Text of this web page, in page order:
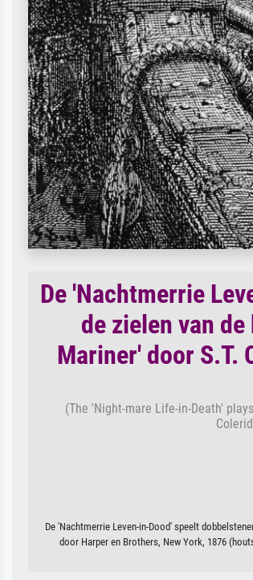
De 'Nachtmerrie
de zielen van
Mariner' door S.T.
(The 'Night-mare Life-in-Death'
De 'Nachtmerrie Leven-in-Dood' speelt
door Harper en Brothers, New York, 1876